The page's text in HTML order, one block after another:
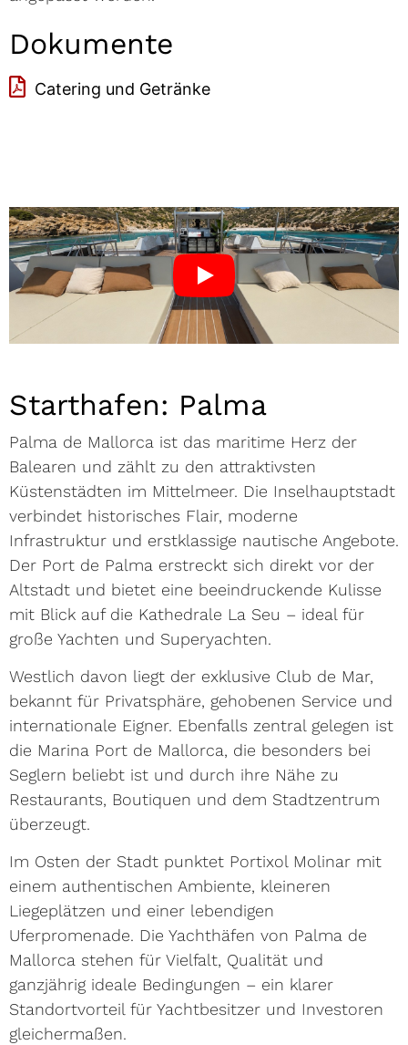
Dokumente
Catering und Getränke
Starthafen: Palma
Palma de Mallorca ist das maritime Herz der
Balearen und zählt zu den attraktivsten
Küstenstädten im Mittelmeer. Die Inselhauptstadt
verbindet historisches Flair, moderne
Infrastruktur und erstklassige nautische Angebote.
Der Port de Palma erstreckt sich direkt vor der
Altstadt und bietet eine beeindruckende Kulisse
mit Blick auf die Kathedrale La Seu – ideal für
große Yachten und Superyachten.
Westlich davon liegt der exklusive Club de Mar,
bekannt für Privatsphäre, gehobenen Service und
internationale Eigner. Ebenfalls zentral gelegen ist
die Marina Port de Mallorca, die besonders bei
Seglern beliebt ist und durch ihre Nähe zu
Restaurants, Boutiquen und dem Stadtzentrum
überzeugt.
Im Osten der Stadt punktet Portixol Molinar mit
einem authentischen Ambiente, kleineren
Liegeplätzen und einer lebendigen
Uferpromenade. Die Yachthäfen von Palma de
Mallorca stehen für Vielfalt, Qualität und
ganzjährig ideale Bedingungen – ein klarer
Standortvorteil für Yachtbesitzer und Investoren
gleichermaßen.